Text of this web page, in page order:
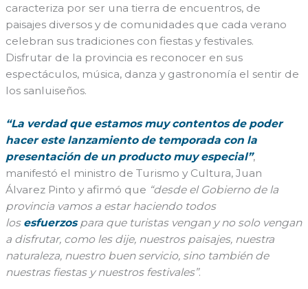
caracteriza por ser una tierra de encuentros, de
paisajes diversos y de comunidades que cada verano
celebran sus tradiciones con fiestas y festivales.
Disfrutar de la provincia es reconocer en sus
espectáculos, música, danza y gastronomía el sentir de
los sanluiseños.
“La verdad que estamos muy contentos de poder
hacer este lanzamiento de temporada con la
presentación de un producto muy especial”,
manifestó el ministro de Turismo y Cultura, Juan
Álvarez Pinto y afirmó que “desde el Gobierno de la
provincia vamos a estar haciendo todos
los esfuerzospara que turistas vengan y no solo vengan
a disfrutar, como les dije, nuestros paisajes, nuestra
naturaleza, nuestro buen servicio, sino también de
nuestras fiestas y nuestros festivales”.